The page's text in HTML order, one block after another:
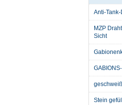
Anti-
MZP
Sicht
Stein